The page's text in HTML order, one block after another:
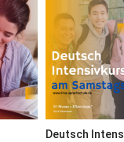
Deutsch